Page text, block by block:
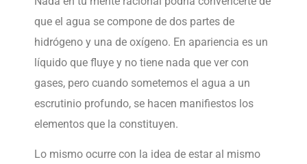
que el agua se compone de dos partes de
hidrógeno y una de oxígeno. En apariencia es un
líquido que fluye y no tiene nada que ver con
gases, pero cuando sometemos el agua a un
escrutinio profundo, se hacen manifiestos los
elementos que la constituyen.
Lo mismo ocurre con la idea de estar al mismo